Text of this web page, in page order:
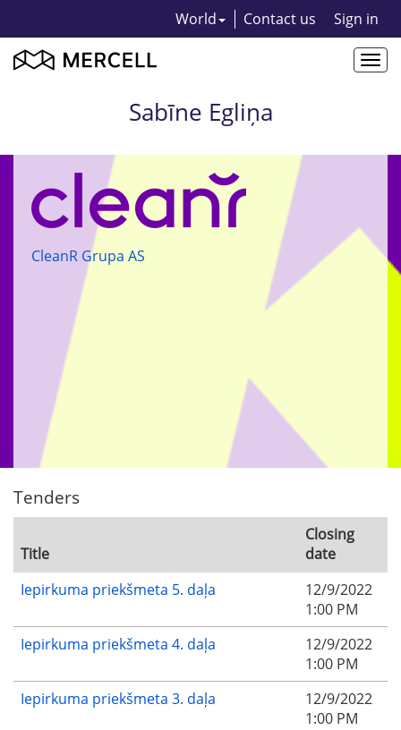
World Contact us Sign in
Sabīne Egliņa
CleanR Grupa AS
Tenders
Title
Closing
date
Iepirkuma priekšmeta 5. daļa
12/9/2022
1:00 PM
Iepirkuma priekšmeta 4. daļa
12/9/2022
1:00 PM
Iepirkuma priekšmeta 3. daļa
12/9/2022
1:00 PM